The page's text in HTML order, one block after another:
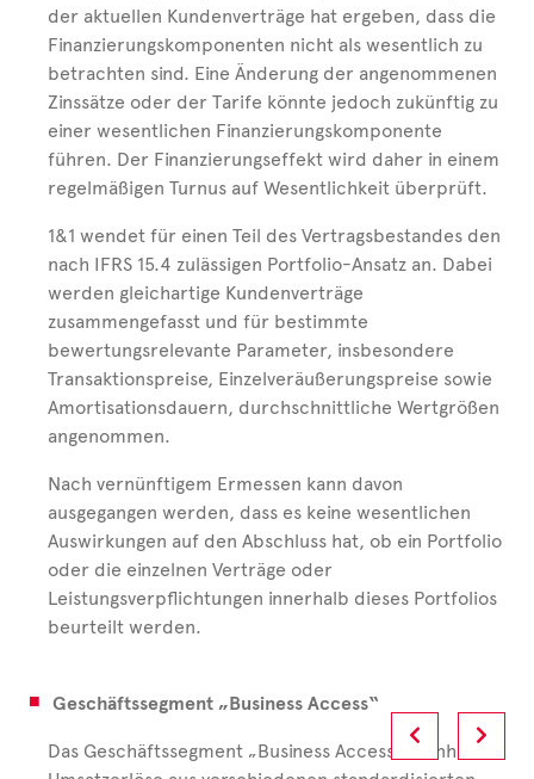
der aktuellen Kundenverträge hat ergeben, dass die
Finanzierungskomponenten nicht als wesentlich zu
betrachten sind. Eine Änderung der angenommenen
Zinssätze oder der Tarife könnte jedoch zukünftig zu
einer wesentlichen Finanzierungskomponente
führen. Der Finanzierungseffekt wird daher in einem
regelmäßigen Turnus auf Wesentlichkeit überprüft.
1&1 wendet für einen Teil des Vertragsbestandes den
nach IFRS 15.4 zulässigen Portfolio-Ansatz an. Dabei
werden gleichartige Kundenverträge
zusammengefasst und für bestimmte
bewertungsrelevante Parameter, insbesondere
Transaktionspreise, Einzelveräußerungspreise sowie
Amortisationsdauern, durchschnittliche Wertgrößen
angenommen.
Nach vernünftigem Ermessen kann davon
ausgegangen werden, dass es keine wesentlichen
Auswirkungen auf den Abschluss hat, ob ein Portfolio
oder die einzelnen Verträge oder
Leistungsverpflichtungen innerhalb dieses Portfolios
beurteilt werden.
Geschäftssegment „Business Access“
Das Geschäftssegment „Business Access“ beinhaltet